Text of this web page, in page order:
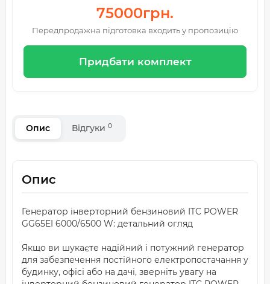
75000грн.
Передпродажна підготовка входить у пропозицію
Придбати комплект
Опис Відгуки 0
Опис
Генератор інверторний бензиновий ITC POWER
GG65EI 6000/6500 W: детальний огляд
Якщо ви шукаєте надійний і потужний генератор
для забезпечення постійного електропостачання у
будинку, офісі або на дачі, зверніть увагу на